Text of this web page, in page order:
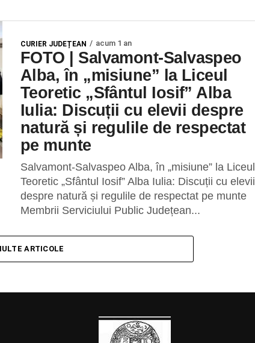
CURIER JUDEȚEAN acum 1 an
FOTO | Salvamont-Salvaspeo
Alba, în „misiune” la Liceul
Teoretic „Sfântul Iosif” Alba
Iulia: Discuții cu elevii despre
natură și regulile de respectat
pe munte
Salvamont-Salvaspeo Alba, în „misiune” la Liceul
Teoretic „Sfântul Iosif” Alba Iulia: Discuții cu elevii
despre natură și regulile de respectat pe munte
Membrii Serviciului Public Județean...
ARTICOLE